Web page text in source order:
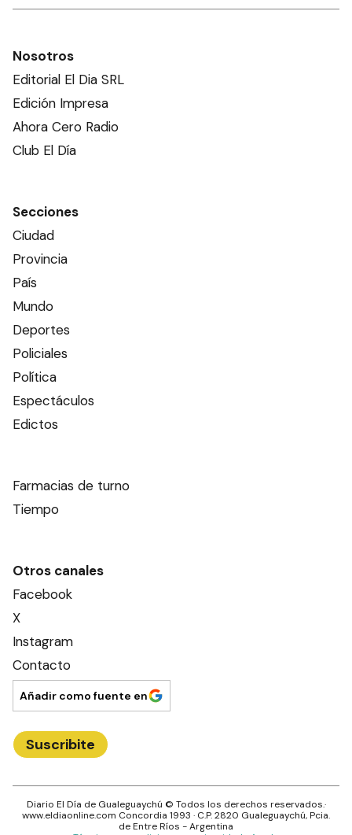
Nosotros
Editorial El Dia SRL
Edición Impresa
Ahora Cero Radio
Club El Día
Secciones
Ciudad
Provincia
País
Mundo
Deportes
Policiales
Política
Espectáculos
Edictos
Farmacias de turno
Tiempo
Otros canales
Facebook
X
Instagram
Contacto
Añadir como fuente en
Suscribite
Diario El Día de Gualeguaychú © Todos los derechos reservados.·
www.eldiaonline.com Concordia 1993 · C.P.2820 Gualeguaychú, Pcia.
deEntre Ríos - Argentina